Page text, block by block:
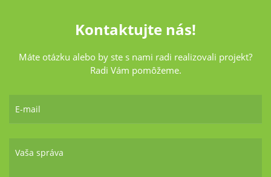
Kontaktujte nás!
Máte otázku alebo by ste s nami radi realizovali projekt?
Radi Vám pomôžeme.
E-mail
Vaša správa